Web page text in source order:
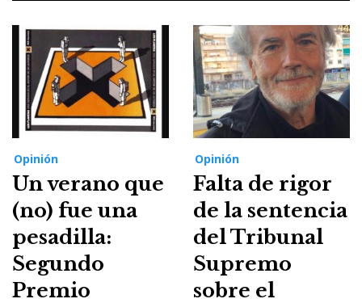
Opinión
Un verano que
(no) fue una
pesadilla:
Segundo
Premio
Opinión
Falta de rigor
de la sentencia
del Tribunal
Supremo
sobre el